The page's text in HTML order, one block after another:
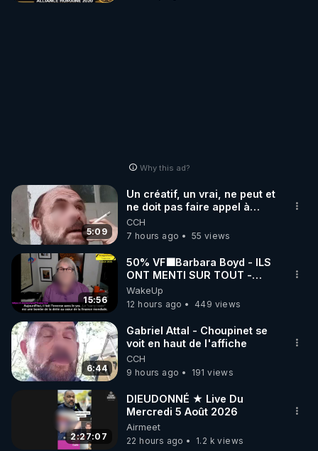
Why this ad?
5:09
Un créatif, un vrai, ne peut et
ne doit pas faire appel à
l'intelligence artificielle
CCH
7 hours ago
55 views
15:56
50% VF🟩Barbara Boyd - ILS
ONT MENTI SUR TOUT -
Jocelyne Traduction
WakeUp
12 hours ago
449 views
6:44
Gabriel Attal - Choupinet se
voit en haut de l'affiche
CCH
9 hours ago
191 views
2:27:07
DIEUDONNÉ ★ Live Du
Mercredi 5 Août 2026
Airmeet
22 hours ago
1.2 k views